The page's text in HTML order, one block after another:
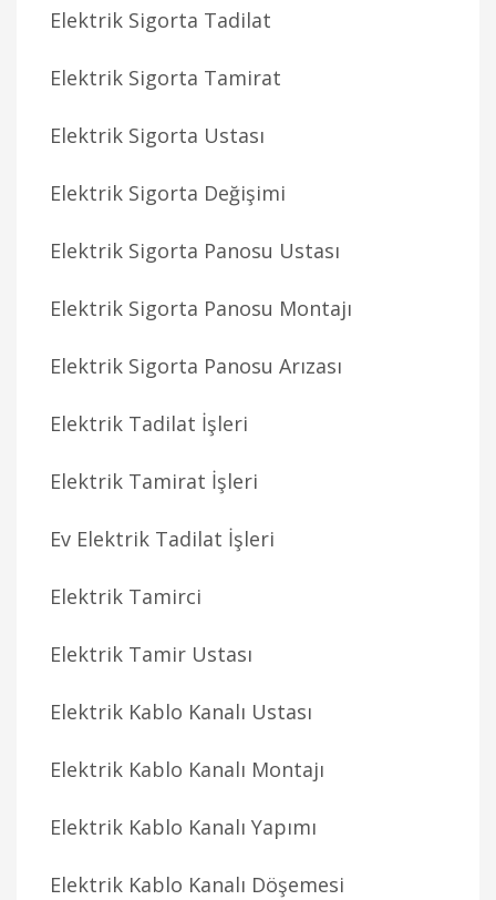
Elektrik Sigorta Tadilat
Elektrik Sigorta Tamirat
Elektrik Sigorta Ustası
Elektrik Sigorta Değişimi
Elektrik Sigorta Panosu Ustası
Elektrik Sigorta Panosu Montajı
Elektrik Sigorta Panosu Arızası
Elektrik Tadilat İşleri
Elektrik Tamirat İşleri
Ev Elektrik Tadilat İşleri
Elektrik Tamirci
Elektrik Tamir Ustası
Elektrik Kablo Kanalı Ustası
Elektrik Kablo Kanalı Montajı
Elektrik Kablo Kanalı Yapımı
Elektrik Kablo Kanalı Döşemesi